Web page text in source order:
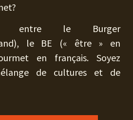
entre le Burger
le BE (« être » en
en français. Soyez
de cultures et de